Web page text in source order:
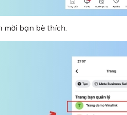
mời bạn bè thích.